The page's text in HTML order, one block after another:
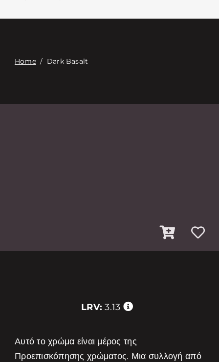
Home/ Dark Basalt
LRV: 3.13
Αυτό το χρώμα είναι μέρος της
Προεπισκόπησης χρώματος. Μια συλλογή από